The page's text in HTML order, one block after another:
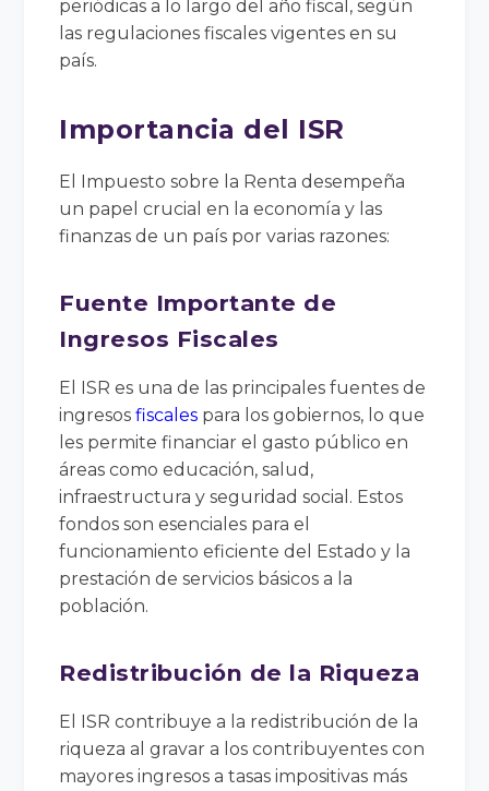
periódicas a lo largo del año fiscal, según
las regulaciones fiscales vigentes en su
país.
Importancia del ISR
El Impuesto sobre la Renta desempeña
un papel crucial en la economía y las
finanzas de un país por varias razones:
Fuente Importante de
Ingresos Fiscales
El ISR es una de las principales fuentes de
ingresosfiscales para los gobiernos, lo que
les permite financiar el gasto público en
áreas como educación, salud,
infraestructura y seguridad social. Estos
fondos son esenciales para el
funcionamiento eficiente del Estado y la
prestación de servicios básicos a la
población.
Redistribución de la Riqueza
El ISR contribuye a la redistribución de la
riqueza al gravar a los contribuyentes con
mayores ingresos a tasas impositivas más